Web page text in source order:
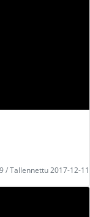
/ Tallennettu 2017-12-11